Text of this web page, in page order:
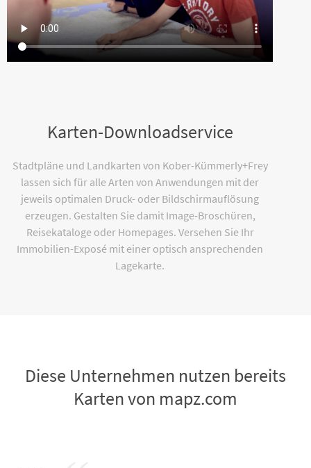
Karten-Downloadservice
Stadtpläne und Landkarten von Kober-Kümmerly+Frey
lassen sich für alle Arten von Anwendungen mit der
jeweils optimalen Druck- oder Bildschirmauflösung
erzeugen. Gestalten Sie damit Image-Broschüren,
Reisekataloge oder Homepages. Versehen Sie Ihr
Immobilien-Exposé mit einer optisch ansprechenden
Lagekarte.
Diese Unternehmen nutzen bereits
Karten von mapz.com